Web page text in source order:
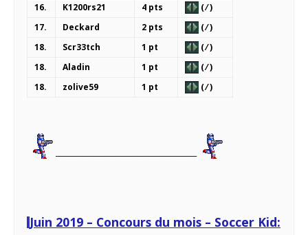
16.
K1200rs21 4 pts
( ⁄ )
17.
Deckard 2 pts
( ⁄ )
18.
Scr33tch 1 pt
( ⁄ )
18.
Aladin 1 pt
( ⁄ )
18.
zolive59 1 pt ( ⁄ )
Juin 2019 – Concours du mois – Soccer Kid: